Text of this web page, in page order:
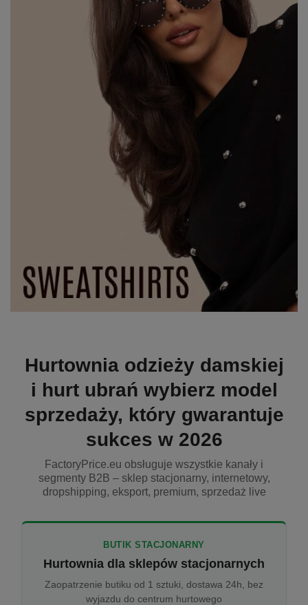
Hurtownia odzieży damskiej
i hurt ubrań wybierz model
sprzedaży, który gwarantuje
sukces w 2026
FactoryPrice.eu obsługuje wszystkie kanały i
segmenty B2B – sklep stacjonarny, internetowy,
dropshipping, eksport, premium, sprzedaż live
BUTIK STACJONARNY
Hurtownia dla sklepów stacjonarnych
Zaopatrzenie butiku od 1 sztuki, dostawa 24h, bez
wyjazdu do centrum hurtowego